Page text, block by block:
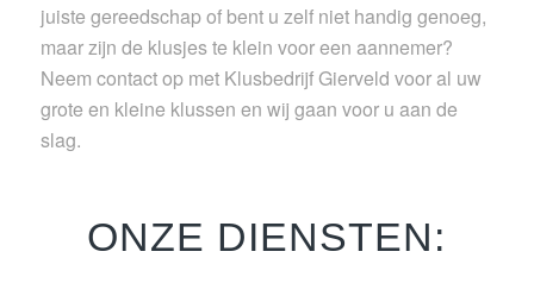
juiste gereedschap of bent u zelf niet handig genoeg,
maar zijn de klusjes te klein voor een aannemer?
Neem contact op met Klusbedrijf Gierveld voor al uw
grote en kleine klussen en wij gaan voor u aan de
slag.
ONZE DIENSTEN: